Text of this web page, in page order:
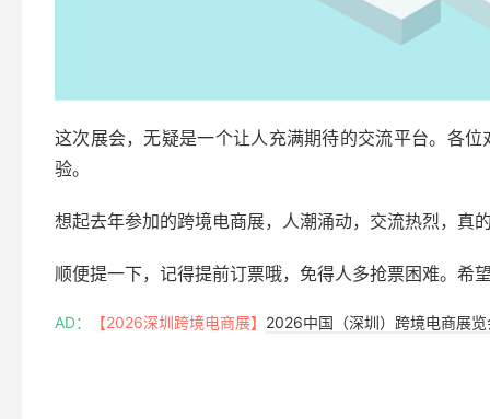
这次展会，无疑是一个让人充满期待的交流平台。各
验。
想起去年参加的跨境电商展，人潮涌动，交流热烈，真
顺便提一下，记得提前订票哦，免得人多抢票困难。希
AD： 【2026深圳跨境电商展】 2026中国（深圳）跨境电商展